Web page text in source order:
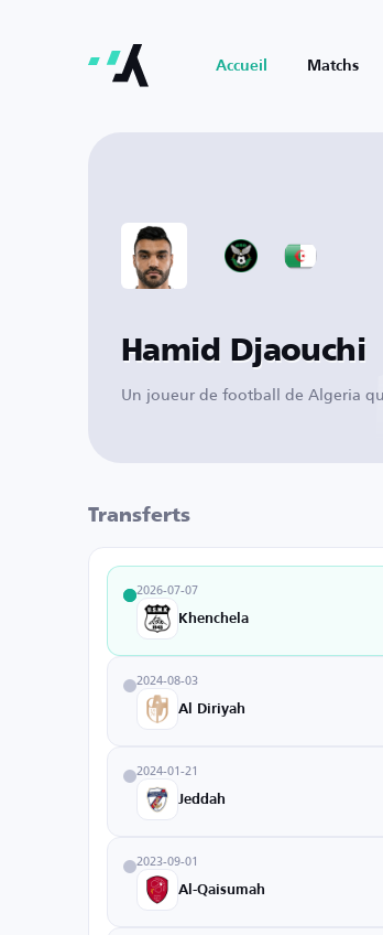
Accueil Matchs
Hamid Djaouchi
Un joueur de football de Algeria
Transferts
2026-07-07
Khenchela
2024-08-03
Al Diriyah
2024-01-21
Jeddah
2023-09-01
Al-Qaisumah